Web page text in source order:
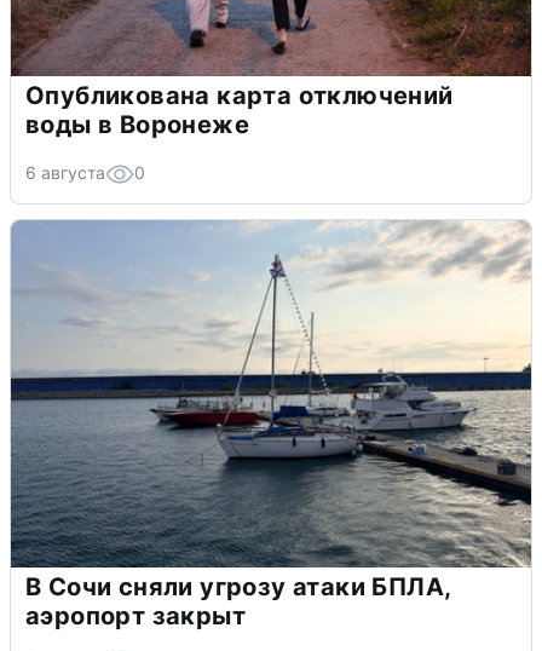
Опубликована карта отключений
воды в Воронеже
6 августа 0
В Сочи сняли угрозу атаки БПЛА,
аэропорт закрыт